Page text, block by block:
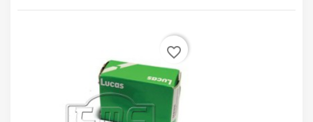
favorite_border